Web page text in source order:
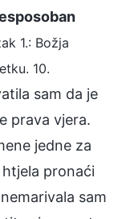
1.: Božja
10.
sam da je
prava vjera.
jedne za
htjela pronaći
sam